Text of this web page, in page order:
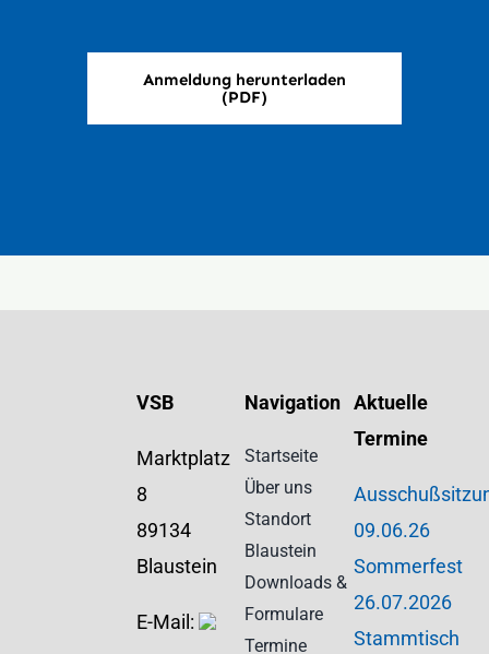
Anmeldung herunterladen
(PDF)
VSB
Marktplatz
8
89134
Blaustein
E-Mail:
Navigation
Startseite
Über uns
Standort
Blaustein
Downloads &
Formulare
Termine
Aktuelle
Termine
09.06.26
Sommerfest
26.07.2026
Stammtisch